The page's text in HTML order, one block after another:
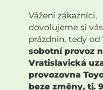
Vážení zákazníci,
dovolujeme si
prázdnin, tedy od
sobotní provoz
Vratislavická
provozovna
beze změny, tj.